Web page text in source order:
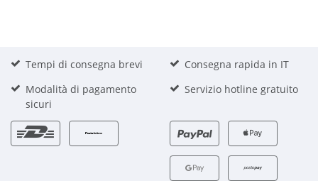
Tempi di consegna brevi
Consegna rapida in IT
Modalità di pagamento
sicuri
Servizio hotline gratuito